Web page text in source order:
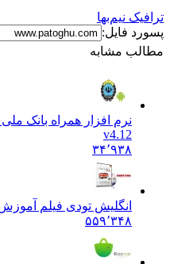
ترافیک نیم‌بها
پسورد فایل:
مطالب مشابه
نرم افزار همراه بانک ملی
v4.12
۳۴٬۹۳۸
انگلیش تودی فیلم
۵۵۹٬۳۴۸